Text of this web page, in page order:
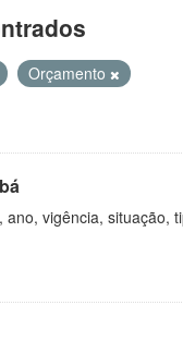
Orçamento
vigência, situação,